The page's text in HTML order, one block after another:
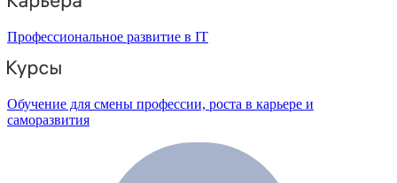
Профессиональное развитие в IT
Обучение для смены профессии, роста в карьере и
саморазвития